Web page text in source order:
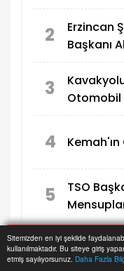
Sitemizden en iyi şekilde
kullanılmaktadır. Bu siteye giriş
etmiş sayılıyorsunuz. Daha Fazla
2
Erzincan
Başkanı
3
Otomobil
4
5
TSO
Anasayfa Yazarlar